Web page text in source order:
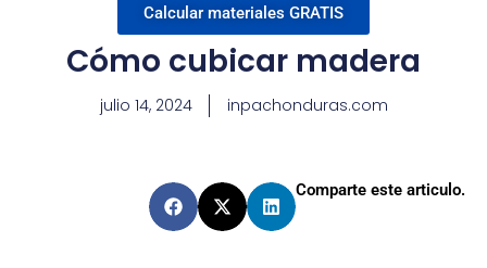
Calcular materiales GRATIS
Cómo cubicar madera
julio 14, 2024 inpachonduras.com
Comparte este articulo.